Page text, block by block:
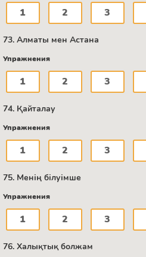
1 2 3
73. Алматы мен Астана
Упражнения
1 2 3
74. Қайталау
Упражнения
1 2 3
75. Менің білуімше
Упражнения
1 2 3
76. Халықтық болжам